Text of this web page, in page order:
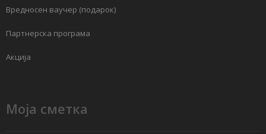
Вредносен ваучер (подарок)
Партнерска програма
Акција
Моја сметка